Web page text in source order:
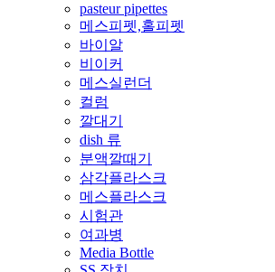
pasteur pipettes
메스피펫,홀피펫
바이알
비이커
메스실런더
컬럼
깔대기
dish 류
분액깔때기
삼각플라스크
메스플라스크
시험관
여과병
Media Bottle